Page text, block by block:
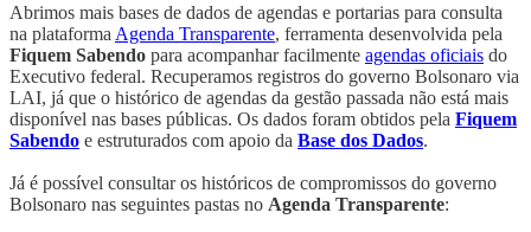
Abrimos mais bases de dados de agendas e portarias para consulta
na plataforma Agenda Transparente, ferramenta desenvolvida pela
Fiquem Sabendo para acompanhar facilmente agendas oficiais do
Executivo federal. Recuperamos registros do governo Bolsonaro via
LAI, já que o histórico de agendas da gestão passada não está mais
disponível nas bases públicas. Os dados foram obtidos pela Fiquem
Sabendo e estruturados com apoio da Base dos Dados.
Já é possível consultar os históricos de compromissos do governo
Bolsonaro nas seguintes pastas no Agenda Transparente: